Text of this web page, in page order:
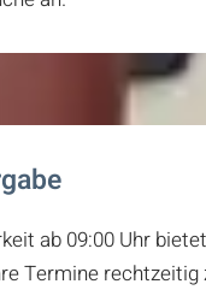
ab 09:00 Uhr
Termine rechtzeitig